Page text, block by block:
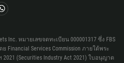
Inc. หมายเลขจดทะเบียน 000001317 ซึ่ง FBS
Financial Services Commission ภายใต้พระ
(Securities Industry Act 2021) ใบอนุญาต